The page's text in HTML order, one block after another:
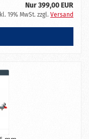
Nur 399,00 EUR
19% MwSt. zzgl. Versand